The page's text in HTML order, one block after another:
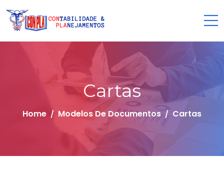
Cartas
Home Modelos De Documentos Cartas